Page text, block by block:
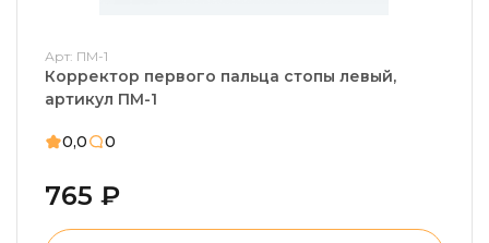
Арт: ПМ-1
Корректор первого пальца стопы левый,
артикул ПМ-1
0,0 0
765 ₽